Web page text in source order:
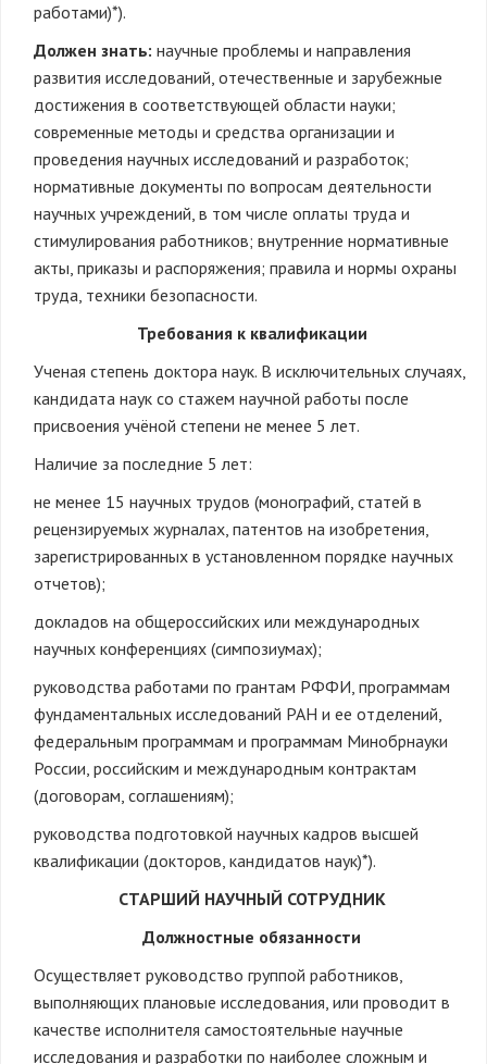
работами)*).
Должен знать: научные проблемы и направления
развития исследований, отечественные и зарубежные
достижения в соответствующей области науки;
современные методы и средства организации и
проведения научных исследований и разработок;
нормативные документы по вопросам деятельности
научных учреждений, в том числе оплаты труда и
стимулирования работников; внутренние нормативные
акты, приказы и распоряжения; правила и нормы охраны
труда, техники безопасности.
Требования к квалификации
Ученая степень доктора наук. В исключительных случаях,
кандидата наук со стажем научной работы после
присвоения учёной степени не менее 5 лет.
Наличие за последние 5 лет:
не менее 15 научных трудов (монографий, статей в
рецензируемых журналах, патентов на изобретения,
зарегистрированных в установленном порядке научных
отчетов);
докладов на общероссийских или международных
научных конференциях (симпозиумах);
руководства работами по грантам РФФИ, программам
фундаментальных исследований РАН и ее отделений,
федеральным программам и программам Минобрнауки
России, российским и международным контрактам
(договорам, соглашениям);
руководства подготовкой научных кадров высшей
квалификации (докторов, кандидатов наук)*).
СТАРШИЙ НАУЧНЫЙ СОТРУДНИК
Должностные обязанности
Осуществляет руководство группой работников,
выполняющих плановые исследования, или проводит в
качестве исполнителя самостоятельные научные
исследования и разработки по наиболее сложным и